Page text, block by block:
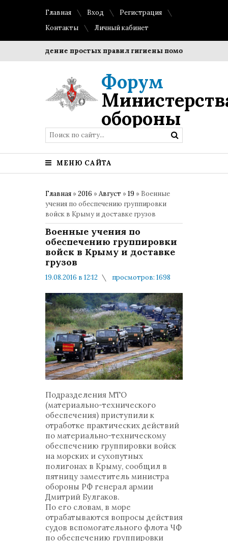
Главная Вход
Регистрация
Контакты
Личный кабинет
Соблюдение простых правил гигиены помогает
Форум
обороны
МЕНЮ САЙТА
Главная »2016 »Август »19 » Военные
учения по обеспечению группировки
войск в Крыму и доставке грузов
Военные учения по
обеспечению группировки
войск в Крыму и доставке
грузов
19.08.2016 в 12:12
просмотров: 1698
Подразделения МТО
(материально-технического
обеспечения) приступили к
отработке практических действий
по материально-техническому
обеспечению группировки войск
на морских и сухопутных
полигонах в Крыму, сообщил в
пятницу заместитель министра
обороны РФ генерал армии
Дмитрий Булгаков.
По его словам, в море
отрабатываются вопросы действия
судов вспомогательного флота ЧФ
по обеспечению группировки